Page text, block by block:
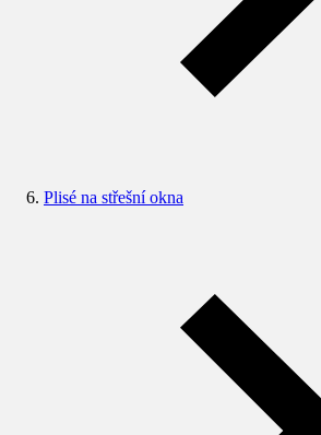
Plisé na střešní okna